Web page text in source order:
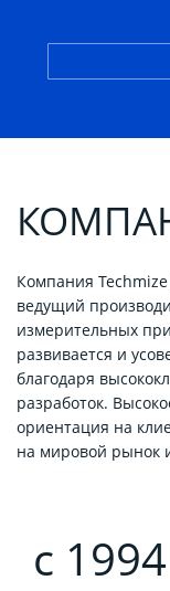
Компания
ведущий
измерительных
развивается и
благодаря
разработок.
ориентация на
на мировой рынок
с